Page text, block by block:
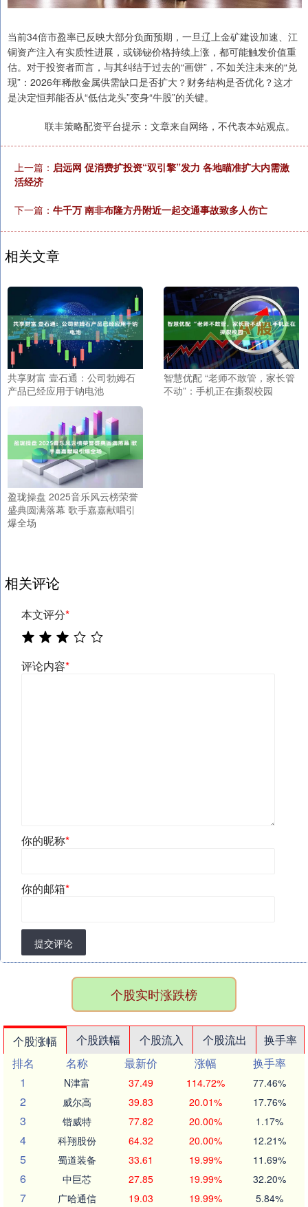
当前34倍市盈率已反映大部分负面预期，一旦辽上金矿建设加速、江
铜资产注入有实质性进展，或锑铋价格持续上涨，都可能触发价值重
估。对于投资者而言，与其纠结于过去的“画饼”，不如关注未来的“兑
现”：2026年稀散金属供需缺口是否扩大？财务结构是否优化？这才
是决定恒邦能否从“低估龙头”变身“牛股”的关键。
联丰策略配资平台提示：文章来自网络，不代表本站观点。
上一篇： 启远网 促消费扩投资“双引擎”发力 各地瞄准扩大内需激
活经济
下一篇： 牛千万 南非布隆方丹附近一起交通事故致多人伤亡
相关文章
共享财富 壹石通：公司勃姆石
产品已经应用于钠电池
智慧优配 “老师不敢管，家长管
不动”：手机正在撕裂校园
盈珑操盘 2025音乐风云榜荣誉
盛典圆满落幕 歌手嘉嘉献唱引
爆全场
相关评论
本文评分*
评论内容*
你的昵称*
你的邮箱*
提交评论
个股实时涨跌榜
个股涨幅 个股跌幅 个股流入 个股流出
换手率
排名
名称 最新价 涨幅
换手率
1
N津富 37.49 114.72% 77.46%
2 威尔高 39.83 20.01% 17.76%
3 锴威特 77.82 20.00% 1.17%
4 科翔股份 64.32 20.00% 12.21%
5 蜀道装备 33.61 19.99% 11.69%
6 中巨芯 27.85 19.99% 32.20%
7 广哈通信 19.03 19.99% 5.84%